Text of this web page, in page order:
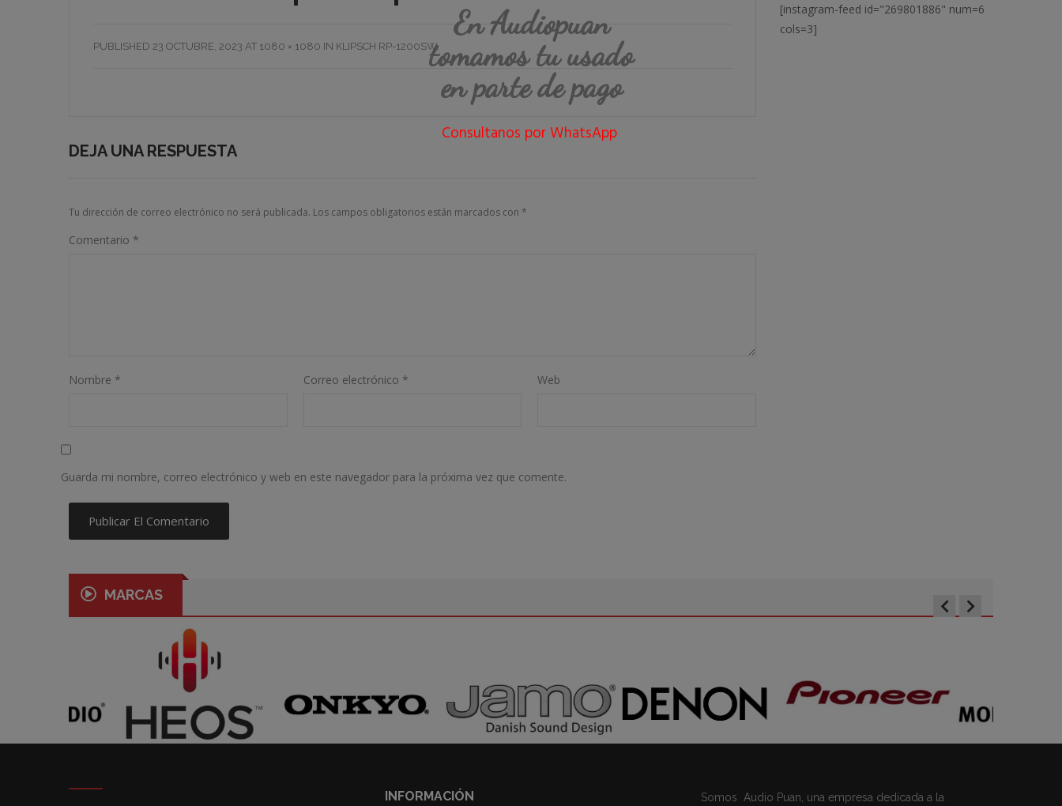
PUBLISHED 23 OCTUBRE, 2023 AT 1080 × 1080 IN KLIPSCH RP-1200SW.
DEJA UNA RESPUESTA
Tu dirección de correo electrónico no será publicada. Los campos obligatorios están marcados con *
Comentario *
Nombre * Correo electrónico * Web
Guarda mi nombre, correo electrónico y web en este navegador para la próxima vez que comente.
[instagram-feed id="269801886" num=6
cols=3]
MARCAS
INFORMACIÓN Somos Audio Puan, una empresa dedicada a la
En Audiopuan
tomamos tu usado
en parte de pago
Consultanos por WhatsApp